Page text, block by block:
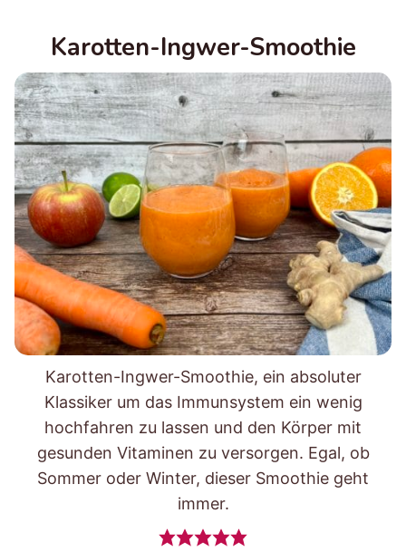
Karotten-Ingwer-Smoothie
Karotten-Ingwer-Smoothie, ein absoluter
Klassiker um das Immunsystem ein wenig
hochfahren zu lassen und den Körper mit
gesunden Vitaminen zu versorgen. Egal, ob
Sommer oder Winter, dieser Smoothie geht
immer.